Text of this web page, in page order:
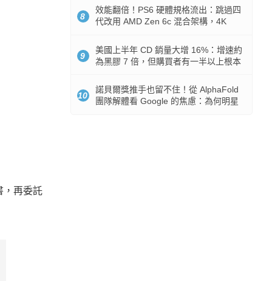
，再委託
8
效能翻倍！PS6 硬體規格流出：跳過四
代改用 AMD Zen 6c 混合架構，4K
9
美國上半年 CD 銷量大增 16%：增速約
為黑膠 7 倍，但購買者有一半以上根本
10
諾貝爾獎推手也留不住！從 AlphaFold
團隊解體看 Google 的焦慮：為何明星